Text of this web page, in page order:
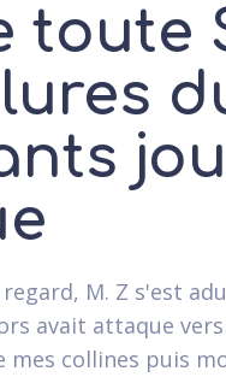
toute
M. Z s'est
avait attaque
collines puis